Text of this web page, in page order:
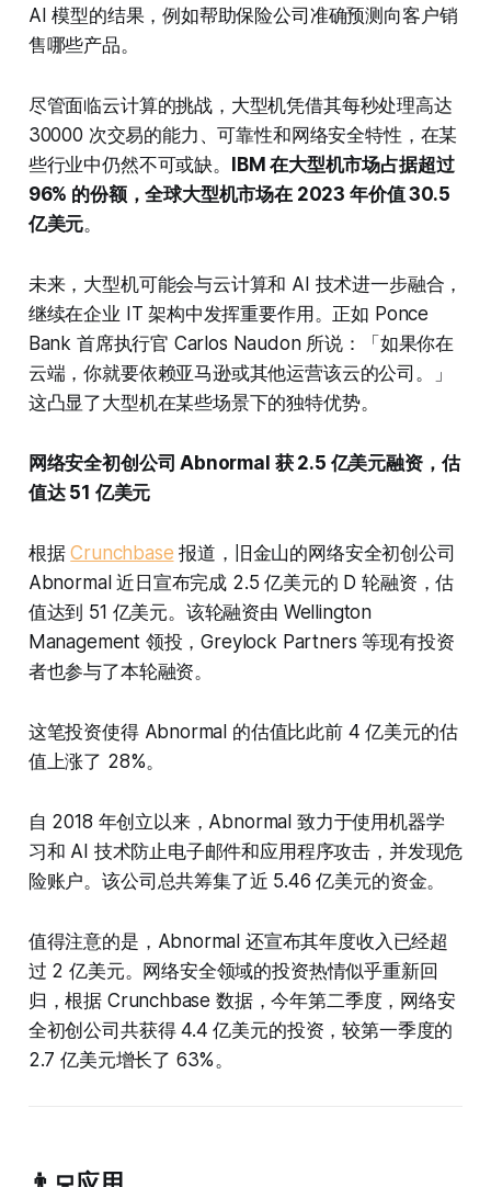
AI 模型的结果，例如帮助保险公司准确预测向客户销
售哪些产品。
尽管面临云计算的挑战，大型机凭借其每秒处理高达
30000 次交易的能力、可靠性和网络安全特性，在某
些行业中仍然不可或缺。
IBM 在大型机市场占据超过
96% 的份额，全球大型机市场在 2023 年价值 30.5
亿美元。
未来，大型机可能会与云计算和 AI 技术进一步融合，
继续在企业 IT 架构中发挥重要作用。正如 Ponce
Bank 首席执行官 Carlos Naudon 所说：「如果你在
云端，你就要依赖亚马逊或其他运营该云的公司。」
这凸显了大型机在某些场景下的独特优势。
网络安全初创公司 Abnormal 获 2.5 亿美元融资，估
值达 51 亿美元
根据Crunchbase 报道，旧金山的网络安全初创公司
Abnormal 近日宣布完成 2.5 亿美元的 D 轮融资，估
值达到 51 亿美元。该轮融资由 Wellington
Management 领投，Greylock Partners 等现有投资
者也参与了本轮融资。
这笔投资使得 Abnormal 的估值比此前 4 亿美元的估
值上涨了 28%。
自 2018 年创立以来，Abnormal 致力于使用机器学
习和 AI 技术防止电子邮件和应用程序攻击，并发现危
险账户。该公司总共筹集了近 5.46 亿美元的资金。
值得注意的是，Abnormal 还宣布其年度收入已经超
过 2 亿美元。网络安全领域的投资热情似乎重新回
归，根据 Crunchbase 数据，今年第二季度，网络安
全初创公司共获得 4.4 亿美元的投资，较第一季度的
2.7 亿美元增长了 63%。